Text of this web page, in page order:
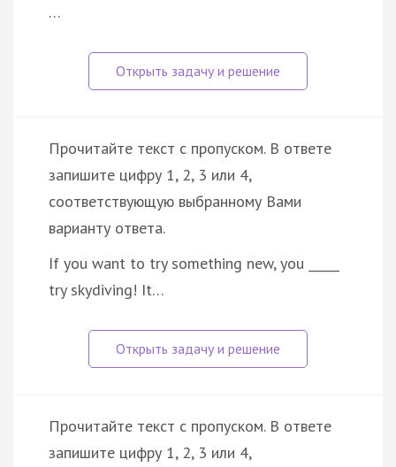
…
Прочитайте текст с пропуском. В ответе
запишите цифру 1, 2, 3 или 4,
соответствующую выбранному Вами
варианту ответа.
If you want to try something new, you _____
try skydiving! It…
Прочитайте текст с пропуском. В ответе
запишите цифру 1, 2, 3 или 4,